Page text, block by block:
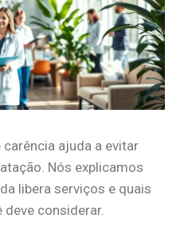
ajuda a evitar
Nós explicamos
libera serviços e quais
considerar.